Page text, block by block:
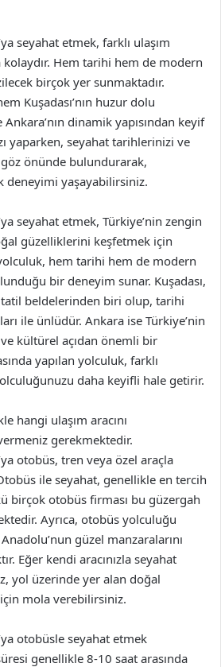
seyahat etmek, farklı ulaşım
Hem tarihi hem de modern
birçok yer sunmaktadır.
Kuşadası’nın huzur dolu
dinamik yapısından keyif
yaparken, seyahat tarihlerinizi ve
önünde bulundurarak,
deneyimi yaşayabilirsiniz.
seyahat etmek, Türkiye’nin zengin
güzelliklerini keşfetmek için
hem tarihi hem de modern
bir deneyim sunar. Kuşadası,
tatil beldelerinden biri olup, tarihi
ile ünlüdür. Ankara ise Türkiye’nin
kültürel açıdan önemli bir
yapılan yolculuk, farklı
daha keyifli hale getirir.
hangi ulaşım aracını
gerekmektedir.
otobüs, tren veya özel araçla
ile seyahat, genellikle en tercih
birçok otobüs firması bu güzergah
Ayrıca, otobüs yolculuğu
Anadolu’nun güzel manzaralarını
Eğer kendi aracınızla seyahat
yol üzerinde yer alan doğal
mola verebilirsiniz.
otobüsle seyahat etmek
genellikle 8-10 saat arasında